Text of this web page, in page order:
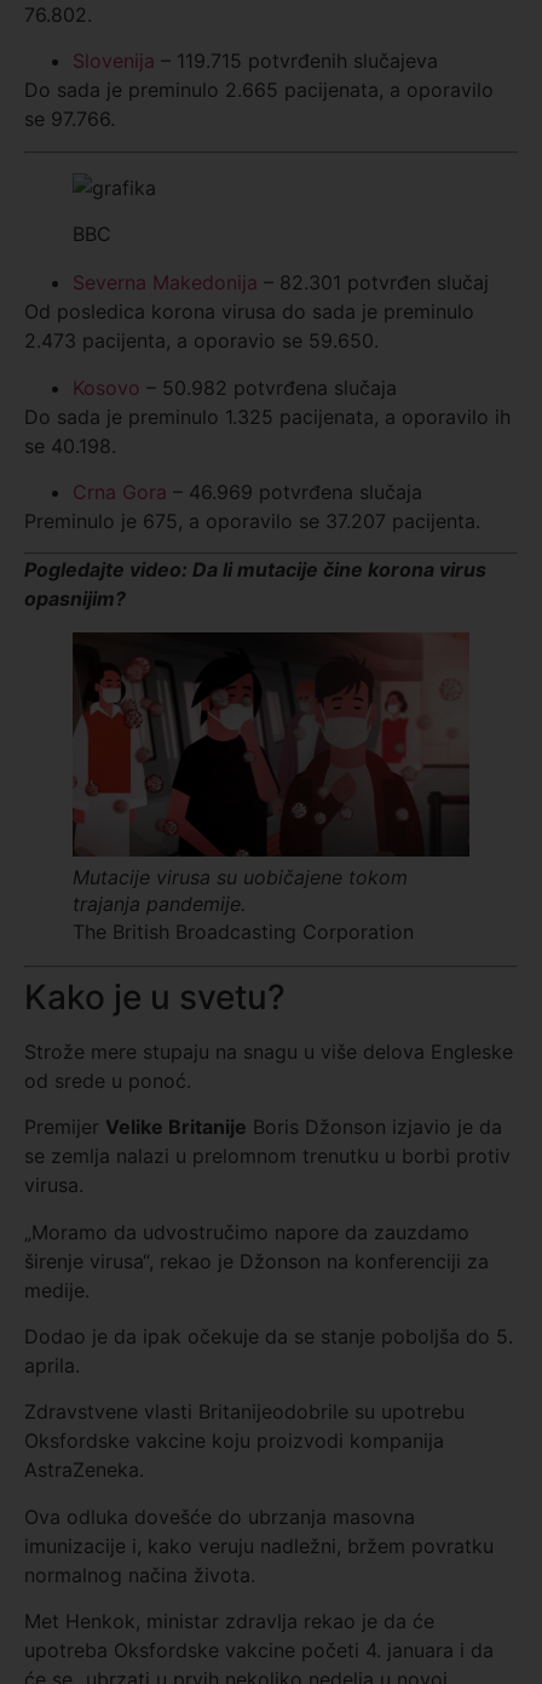
76.802.
Slovenija – 119.715 potvrđenih slučajeva
Do sada je preminulo 2.665 pacijenata, a oporavilo
se 97.766.
BBC
Severna Makedonija – 82.301 potvrđen slučaj
Od posledica korona virusa do sada je preminulo
2.473 pacijenta, a oporavio se 59.650.
Kosovo – 50.982 potvrđena slučaja
Do sada je preminulo 1.325 pacijenata, a oporavilo ih
se 40.198.
Crna Gora – 46.969 potvrđena slučaja
Preminulo je 675, a oporavilo se 37.207 pacijenta.
Pogledajte video: Da li mutacije čine korona virus
opasnijim?
Mutacije virusa su uobičajene tokom
trajanja pandemije.
The British Broadcasting Corporation
Kako je u svetu?
Strože mere stupaju na snagu u više delova Engleske
od srede u ponoć.
Premijer Velike Britanije Boris Džonson izjavio je da
se zemlja nalazi u prelomnom trenutku u borbi protiv
virusa.
„Moramo da udvostručimo napore da zauzdamo
širenje virusa“, rekao je Džonson na konferenciji za
medije.
Dodao je da ipak očekuje da se stanje poboljša do 5.
aprila.
Zdravstvene vlasti Britanijeodobrile su upotrebu
Oksfordske vakcine koju proizvodi kompanija
AstraZeneka.
Ova odluka dovešće do ubrzanja masovna
imunizacije i, kako veruju nadležni, bržem povratku
normalnog načina života.
Met Henkok, ministar zdravlja rekao je da će
upotreba Oksfordske vakcine početi 4. januara i da